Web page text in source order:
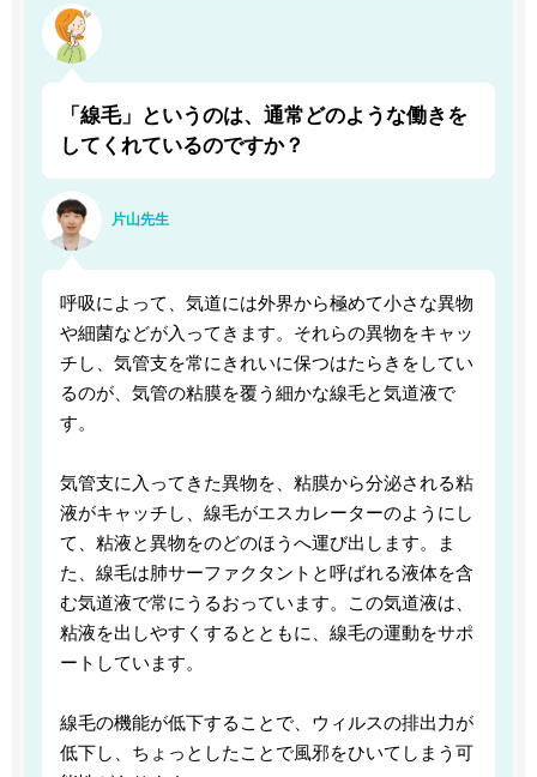
「線毛」というのは、通常どのような働きを
してくれているのですか？
片山先生
呼吸によって、気道には外界から極めて小さな異物
や細菌などが入ってきます。それらの異物をキャッ
チし、気管支を常にきれいに保つはたらきをしてい
るのが、気管の粘膜を覆う細かな線毛と気道液で
す。
気管支に入ってきた異物を、粘膜から分泌される粘
液がキャッチし、線毛がエスカレーターのようにし
て、粘液と異物をのどのほうへ運び出します。ま
た、線毛は肺サーファクタントと呼ばれる液体を含
む気道液で常にうるおっています。この気道液は、
粘液を出しやすくするとともに、線毛の運動をサポ
ートしています。
線毛の機能が低下することで、ウィルスの排出力が
低下し、ちょっとしたことで風邪をひいてしまう可